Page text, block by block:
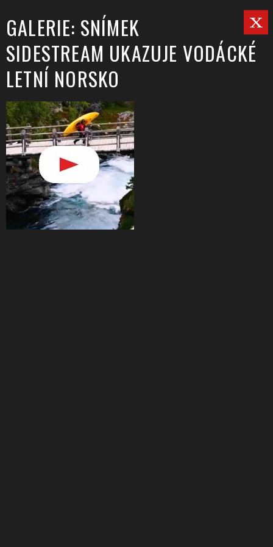
GALERIE: SNÍMEK
SIDESTREAM UKAZUJE VODÁCKÉ
LETNÍ NORSKO